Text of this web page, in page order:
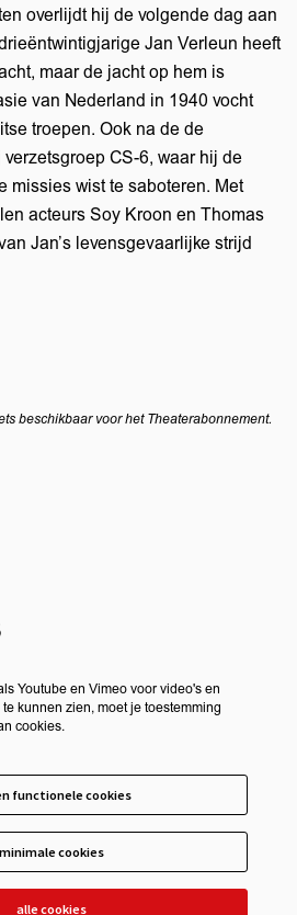
overlijdt hij de volgende dag aan
Jan Verleun heeft
maar de jacht op hem is
van Nederland in 1940 vocht
troepen. Ook na de de
CS-6, waar hij de
missies wist te saboteren. Met
acteurs Soy Kroon en Thomas
Jan’s levensgevaarlijke strijd
beschikbaar voor het Theaterabonnement.
Youtube en Vimeo voor video's en
kunnen zien, moet je toestemming
cookies.
functionele cookies
minimale cookies
alle cookies